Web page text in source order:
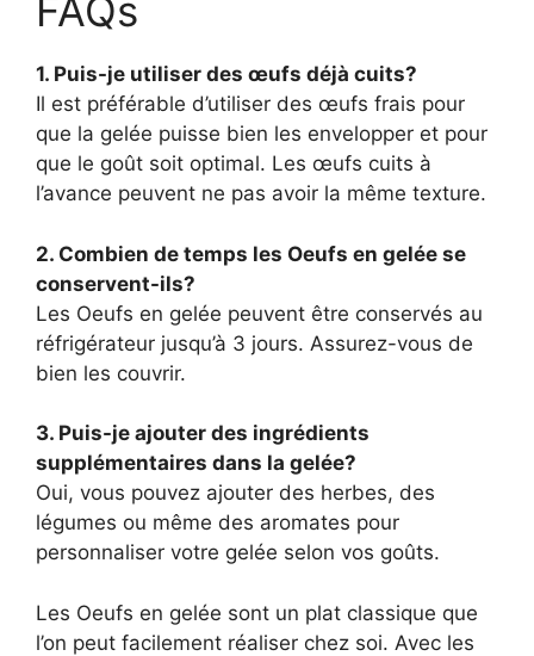
FAQs
1. Puis-je utiliser des œufs déjà cuits?
Il est préférable d’utiliser des œufs frais pour
que la gelée puisse bien les envelopper et pour
que le goût soit optimal. Les œufs cuits à
l’avance peuvent ne pas avoir la même texture.
2. Combien de temps les Oeufs en gelée se
conservent-ils?
Les Oeufs en gelée peuvent être conservés au
réfrigérateur jusqu’à 3 jours. Assurez-vous de
bien les couvrir.
3. Puis-je ajouter des ingrédients
supplémentaires dans la gelée?
Oui, vous pouvez ajouter des herbes, des
légumes ou même des aromates pour
personnaliser votre gelée selon vos goûts.
Les Oeufs en gelée sont un plat classique que
l’on peut facilement réaliser chez soi. Avec les